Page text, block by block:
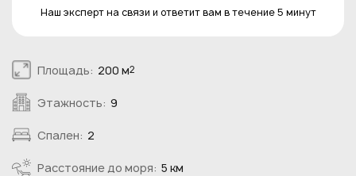
Площадь: 200 м2
Этажность: 9
Спален: 2
Расстояние до моря: 5 км
Наш эксперт на связи и ответит вам в течение 5 минут